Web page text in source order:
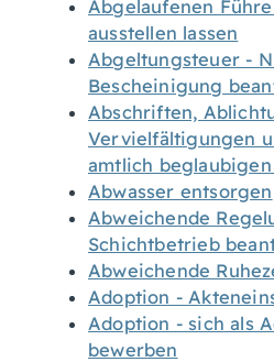
Abgelaufenen
ausstellen lassen
Abgeltungsteuer -
Bescheinigung
Abschriften,
Vervielfältigungen
amtlich beglaubigen
Abwasser entsorgen
Abweichende
Schichtbetrieb
Abweichende
Adoption -
Adoption - sich als
bewerben